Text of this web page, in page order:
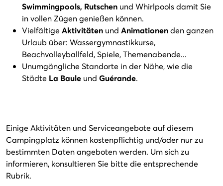
Swimmingpools, Rutschen und Whirlpools damit Sie
in vollen Zügen genießen können.
Vielfältige Aktivitäten und Animationenden ganzen
Urlaub über: Wassergymnastikkurse,
Beachvolleyballfeld, Spiele, Themenabende...
Unumgängliche Standorte in der Nähe, wie die
Städte La Baule und Guérande.
Einige Aktivitäten und Serviceangebote auf diesem
Campingplatz können kostenpflichtig und/oder nur zu
bestimmten Daten angeboten werden. Um sich zu
informieren, konsultieren Sie bitte die entsprechende
Rubrik.